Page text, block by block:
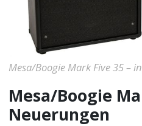
Mesa/Boogie Mark Five 35 –
Mesa/Boogie
Neuerungen